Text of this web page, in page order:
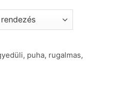
puha, rugalmas,